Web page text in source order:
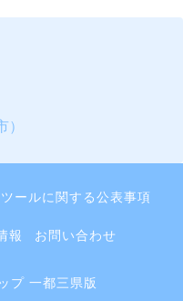
ールに関する公表事項
報 お問い合わせ
プ 一都三県版